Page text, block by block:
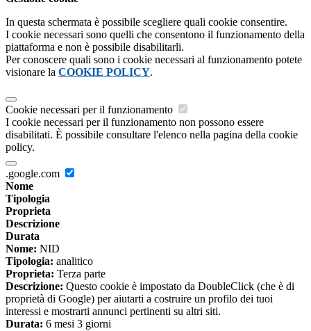
In questa schermata è possibile scegliere quali cookie consentire.
I cookie necessari sono quelli che consentono il funzionamento della
piattaforma e non è possibile disabilitarli.
Per conoscere quali sono i cookie necessari al funzionamento potete
visionare la COOKIE POLICY.
Cookie necessari per il funzionamento
I cookie necessari per il funzionamento non possono essere
disabilitati. È possibile consultare l'elenco nella pagina della cookie
policy.
.google.com
Nome
Tipologia
Proprieta
Descrizione
Durata
Nome: NID
Tipologia: analitico
Proprieta: Terza parte
Descrizione: Questo cookie è impostato da DoubleClick (che è di
proprietà di Google) per aiutarti a costruire un profilo dei tuoi
interessi e mostrarti annunci pertinenti su altri siti.
Durata: 6 mesi 3 giorni